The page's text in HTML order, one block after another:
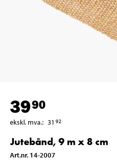
3990
ekskl. mva.: 31 92
Jutebånd, 9 m x 8 cm
Art.nr. 14-2007